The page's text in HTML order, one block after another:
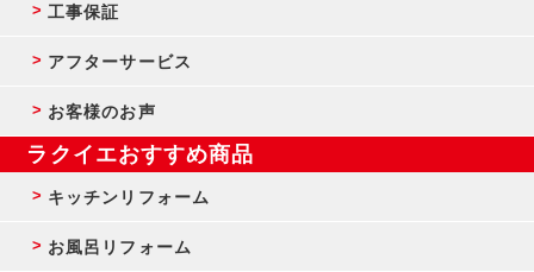
工事保証
アフターサービス
お客様のお声
ラクイエおすすめ商品
キッチンリフォーム
お風呂リフォーム